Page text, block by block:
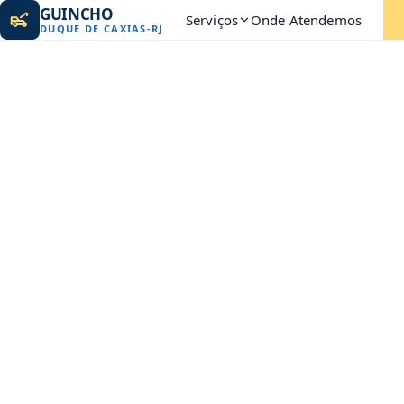
GUINCHO
DUQUE DE CAXIAS-RJ Serviços Onde Atendemos